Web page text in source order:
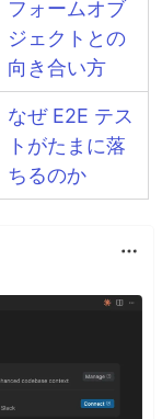
フォームオブ
ジェクトとの
向き合い方
なぜ E2E テス
トがたまに落
ちるのか